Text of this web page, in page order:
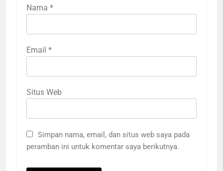
Nama *
Email *
Situs Web
Simpan nama, email, dan situs web saya pada
peramban ini untuk komentar saya berikutnya.